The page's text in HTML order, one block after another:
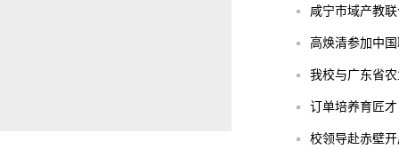
咸宁市域产教
高焕清参加中
我校与广东省
订单培养育匠
校领导赴赤壁